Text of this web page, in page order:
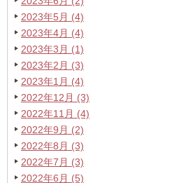
2023年5月 (4)
2023年4月 (4)
2023年3月 (1)
2023年2月 (3)
2023年1月 (4)
2022年12月 (3)
2022年11月 (4)
2022年9月 (2)
2022年8月 (3)
2022年7月 (3)
2022年6月 (5)